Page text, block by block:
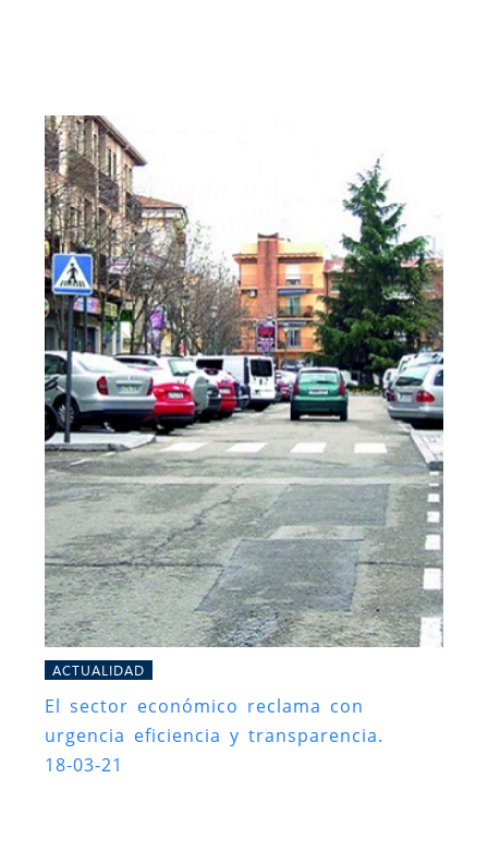
ACTUALIDAD
El sector económico reclama con
urgencia eficiencia y transparencia.
18-03-21